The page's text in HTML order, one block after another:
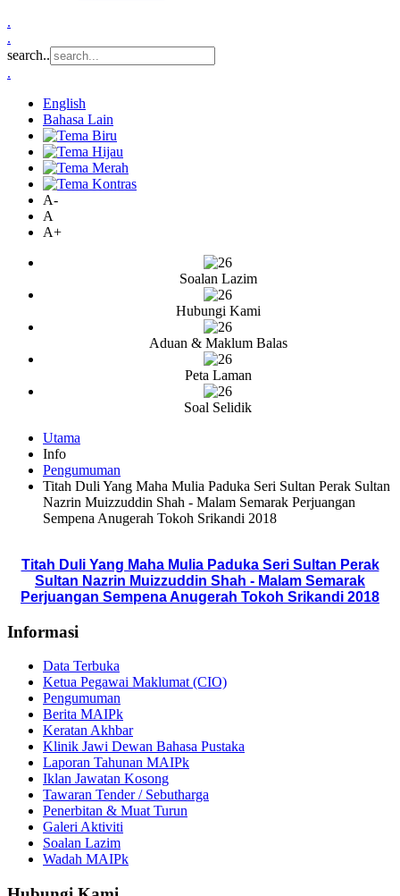
.
.
search..
.
English
Bahasa Lain
A-
A
A+
Soalan Lazim
Hubungi Kami
Aduan & Maklum Balas
Peta Laman
Soal Selidik
Utama
Info
Pengumuman
Titah Duli Yang Maha Mulia Paduka Seri Sultan Perak Sultan
Nazrin Muizzuddin Shah - Malam Semarak Perjuangan
Sempena Anugerah Tokoh Srikandi 2018
Titah Duli Yang Maha Mulia Paduka Seri Sultan Perak
Sultan Nazrin Muizzuddin Shah - Malam Semarak
Perjuangan Sempena Anugerah Tokoh Srikandi 2018
Informasi
Data Terbuka
Ketua Pegawai Maklumat (CIO)
Pengumuman
Berita MAIPk
Keratan Akhbar
Klinik Jawi Dewan Bahasa Pustaka
Laporan Tahunan MAIPk
Iklan Jawatan Kosong
Tawaran Tender / Sebutharga
Penerbitan & Muat Turun
Galeri Aktiviti
Soalan Lazim
Wadah MAIPk